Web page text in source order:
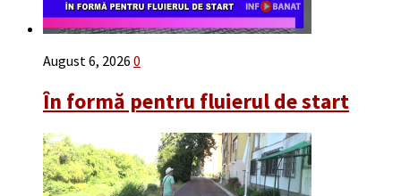
August 6, 2026 0
În formă pentru fluierul de start